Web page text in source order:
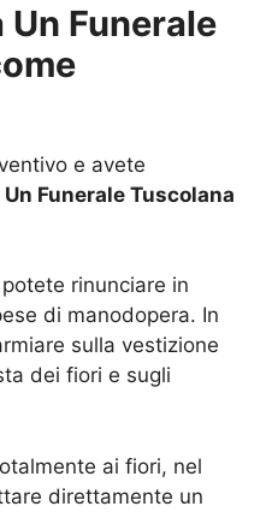
Funerale
e avete
Funerale Tuscolana
rinunciare in
di manodopera. In
sulla vestizione
dei fiori e sugli
ai fiori, nel
direttamente un